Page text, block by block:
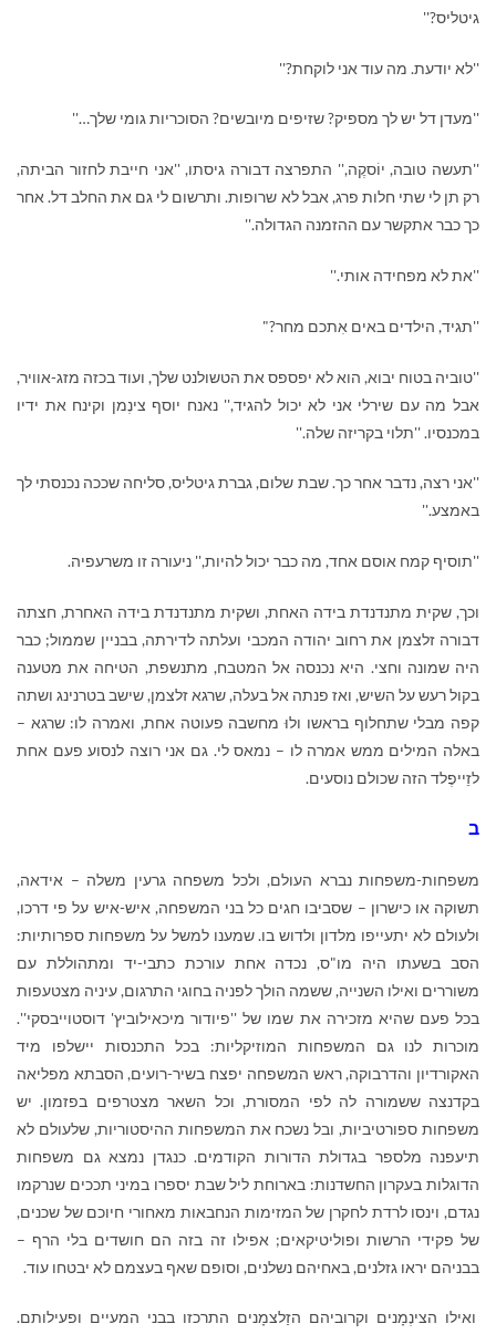
גיטליס?''
''לא יודעת. מה עוד אני לוקחת?''
''מעדן דל יש לך מספיק? שזיפים מיובשים? הסוכריות גומי שלך…''
''תעשה טובה, יוֹסקֶה,'' התפרצה דבורה גיסתו, ''אני חייבת לחזור הביתה,
רק תן לי שתי חלות פרג, אבל לא שרופות. ותרשום לי גם את החלב דל. אחר
כך כבר אתקשר עם ההזמנה הגדולה.''
''את לא מפחידה אותי.''
''תגיד, הילדים באים אִתכם מחר?"
''טוביה בטוח יבוא, הוא לא יפספס את הטשולנט שלך, ועוד בכזה מזג-אוויר,
אבל מה עם שירלי אני לא יכול להגיד,'' נאנח יוסף צינְמן וקינח את ידיו
במכנסיו. ''תלוי בקריזה שלה.''
''אני רצה, נדבר אחר כך. שבת שלום, גברת גיטליס, סליחה שככה נכנסתי לך
באמצע.''
''תוסיף קמח אוסם אחד, מה כבר יכול להיות,'' ניעורה זו משרעפיה.
וכך, שקית מתנדנדת בידה האחת, ושקית מתנדנדת בידה האחרת, חצתה
דבורה זלצמן את רחוב יהודה המכבי ועלתה לדירתה, בבניין שממול; כבר
היה שמונה וחצי. היא נכנסה אל המטבח, מתנשפת, הטיחה את מטענה
בקול רעש על השיש, ואז פנתה אל בעלה, שרגא זלצמן, שישב בטרנינג ושתה
קפה מבלי שתחלוף בראשו ולוּ מחשבה פעוטה אחת, ואמרה לו: שרגא –
באלה המילים ממש אמרה לו – נמאס לי. גם אני רוצה לנסוע פעם אחת
לזֵייפֶלד הזה שכולם נוסעים.
ב
משפחות-משפחות נברא העולם, ולכל משפחה גרעין משלה – אידאה,
תשוקה או כישרון – שסביבו חגים כל בני המשפחה, איש-איש על פי דרכו,
ולעולם לא יתעייפו מלדון ולדוש בו. שמענו למשל על משפחות ספרותיות:
הסב בשעתו היה מו"ס, נכדה אחת עורכת כתבי-יד ומתהוללת עם
משוררים ואילו השנייה, ששמה הולך לפניה בחוגי התרגום, עיניה מצטעפות
בכל פעם שהיא מזכירה את שמו של ''פיודור מיכאילוביץ' דוסטוייבסקי''.
מוכרות לנו גם המשפחות המוזיקליות: בכל התכנסות יישלפו מיד
האקורדיון והדרבוקה, ראש המשפחה יפצח בשיר-רועים, הסבתא מפליאה
בקדנצה ששמורה לה לפי המסורת, וכל השאר מצטרפים בפזמון. יש
משפחות ספורטיביות, ובל נשכח את המשפחות ההיסטוריות, שלעולם לא
תיעפנה מלספר בגדולת הדורות הקודמים. כנגדן נמצא גם משפחות
הדוגלות בעקרון החשדנות: בארוחת ליל שבת יספרו במיני תככים שנרקמו
נגדם, וינסו לרדת לחקרן של המזימות הנחבאות מאחורי חיוכם של שכנים,
של פקידי הרשות ופוליטיקאים; אפילו זה בזה הם חושדים בלי הרף –
בבניהם יראו גזלנים, באחיהם נשלנים, וסופם שאף בעצמם לא יבטחו עוד.
ואילו הצינְמָנים וקרוביהם הזַלצמָנים התרכזו בבני המעיים ופעילותם.